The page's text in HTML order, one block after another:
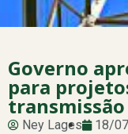
Governo
para
transmissão
Ney Lages 18/